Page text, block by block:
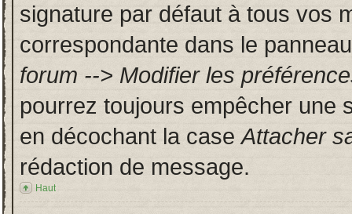
signature par défaut à tous vos
correspondante dans le
forum --> Modifier les
pourrez toujours empêcher une
en décochant la caseAttacher
rédaction de message.
Haut